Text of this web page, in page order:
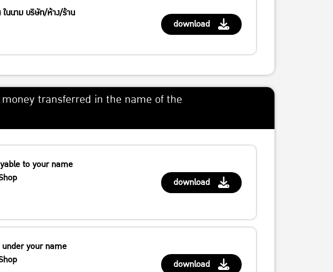
ในนาม บริษัท/ห้าง/ร้าน
download
transferred in the name of the
to your name
download
your name
download